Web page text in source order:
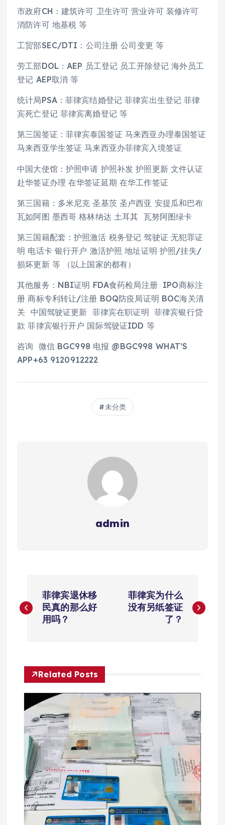
市政府CH：建筑许可 卫生许可 营业许可 装修许可
消防许可 地基税 等
工贸部SEC/DTI：公司注册 公司变更 等
劳工部DOL：AEP 员工登记 员工开除登记 海外员工
登记 AEP取消 等
统计局PSA：菲律宾结婚登记 菲律宾出生登记 菲律
宾死亡登记 菲律宾离婚登记 等
第三国签证：菲律宾泰国签证 马来西亚办理泰国签证
马来西亚学生签证 马来西亚办菲律宾入境签证
中国大使馆：护照申请 护照补发 护照更新 文件认证
赴华签证办理 在华签证延期 在华工作签证
第三国籍：多米尼克 圣基茨 圣卢西亚 安提瓜和巴布
瓦如阿图 墨西哥 格林纳达 土耳其 瓦努阿图绿卡
第三国籍配套：护照激活 税务登记 驾驶证 无犯罪证
明 电话卡 银行开户 激活护照 地址证明 护照/挂失/
损坏更新 等 （以上国家的都有）
其他服务：NBI证明 FDA食药检局注册 IPO商标注
册 商标专利转让/注册 BOQ防疫局证明 BOC海关清
关 中国驾驶证更新 菲律宾在职证明 菲律宾银行贷
款 菲律宾银行开户 国际驾驶证IDD 等
咨询 微信 BGC998 电报 @BGC998 WHAT’S
APP+63 9120912222
未分类
admin
章
航
菲律宾退休移
民真的那么好
用吗？
菲律宾为什么
没有另纸签证
了？
Related Posts